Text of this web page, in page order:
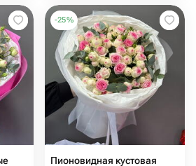
-25%
Пионовидная кустовая